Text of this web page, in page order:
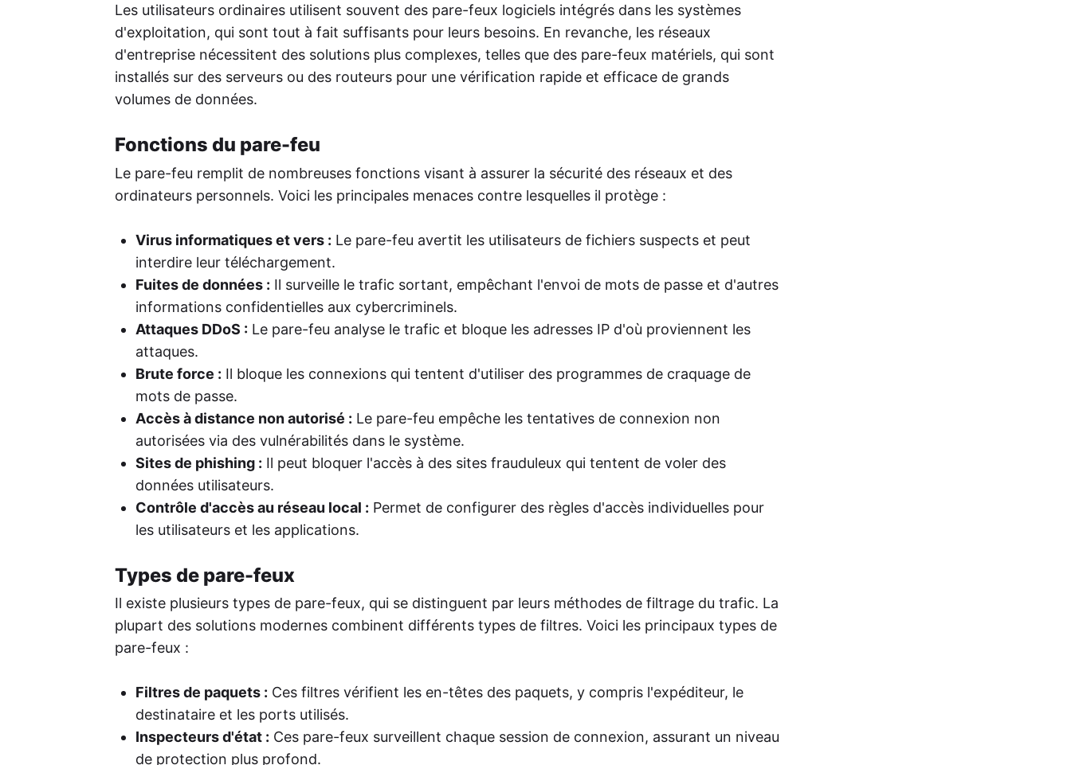
Les utilisateurs ordinaires utilisent souvent des pare-feux logiciels intégrés dans les systèmes
d'exploitation, qui sont tout à fait suffisants pour leurs besoins. En revanche, les réseaux
d'entreprise nécessitent des solutions plus complexes, telles que des pare-feux matériels, qui sont
installés sur des serveurs ou des routeurs pour une vérification rapide et efficace de grands
volumes de données.
Fonctions du pare-feu
Le pare-feu remplit de nombreuses fonctions visant à assurer la sécurité des réseaux et des
ordinateurs personnels. Voici les principales menaces contre lesquelles il protège :
Virus informatiques et vers : Le pare-feu avertit les utilisateurs de fichiers suspects et peut
interdire leur téléchargement.
Fuites de données : Il surveille le trafic sortant, empêchant l'envoi de mots de passe et d'autres
informations confidentielles aux cybercriminels.
Attaques DDoS : Le pare-feu analyse le trafic et bloque les adresses IP d'où proviennent les
attaques.
Brute force : Il bloque les connexions qui tentent d'utiliser des programmes de craquage de
mots de passe.
Accès à distance non autorisé : Le pare-feu empêche les tentatives de connexion non
autorisées via des vulnérabilités dans le système.
Sites de phishing : Il peut bloquer l'accès à des sites frauduleux qui tentent de voler des
données utilisateurs.
Contrôle d'accès au réseau local : Permet de configurer des règles d'accès individuelles pour
les utilisateurs et les applications.
Types de pare-feux
Il existe plusieurs types de pare-feux, qui se distinguent par leurs méthodes de filtrage du trafic. La
plupart des solutions modernes combinent différents types de filtres. Voici les principaux types de
pare-feux :
Filtres de paquets : Ces filtres vérifient les en-têtes des paquets, y compris l'expéditeur, le
destinataire et les ports utilisés.
Inspecteurs d'état : Ces pare-feux surveillent chaque session de connexion, assurant un niveau
de protection plus profond.